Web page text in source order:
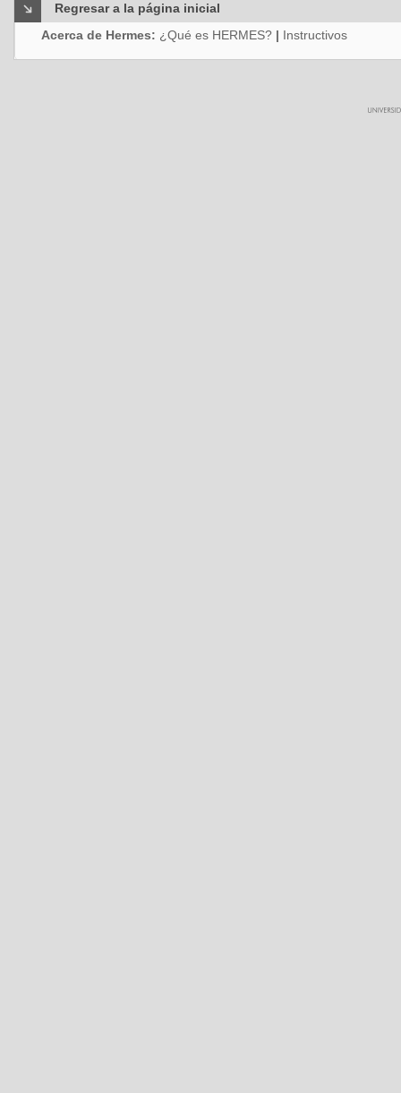
Regresar a la página inicial
Acerca de Hermes: ¿Qué es HERMES? | Instructivos